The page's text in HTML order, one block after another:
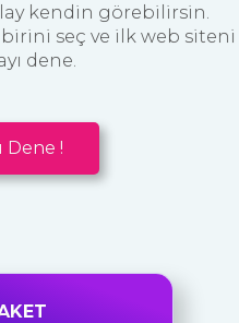
kendin görebilirsin.
seç ve ilk web siteni
dene.
Dene !